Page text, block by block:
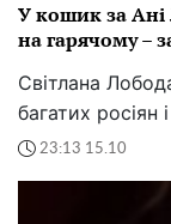
У кошик за Ані
на гарячому –
Світлана
багатих росіян
23:13 15.10